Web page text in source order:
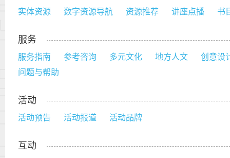
实体资源 数字资源导航 资源推荐 讲座点播 书
服务
服务指南 参考咨询 多元文化 地方人文
创意设
问题与帮助
活动
活动预告 活动报道 活动品牌
互动